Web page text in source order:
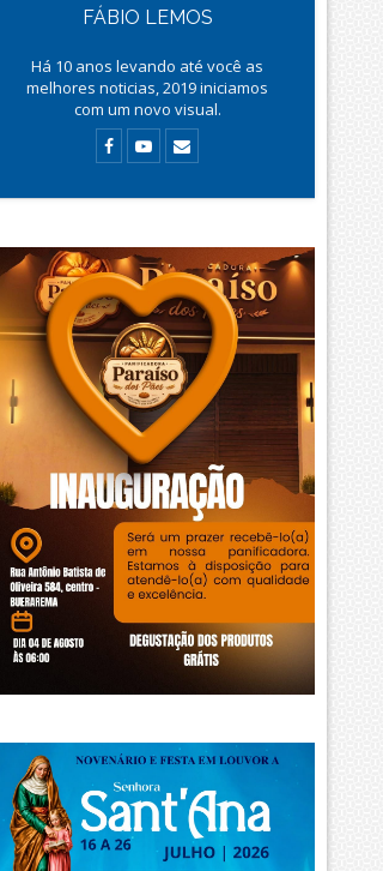
FÁBIO LEMOS
Há 10 anos levando até você as
melhores noticias, 2019 iniciamos
com um novo visual.